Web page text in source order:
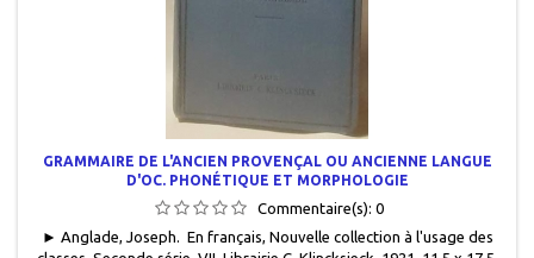
GRAMMAIRE DE L'ANCIEN PROVENÇAL OU ANCIENNE LANGUE
D'OC. PHONÉTIQUE ET MORPHOLOGIE
Commentaire(s): 0
► Anglade, Joseph. En français, Nouvelle collection à l'usage des